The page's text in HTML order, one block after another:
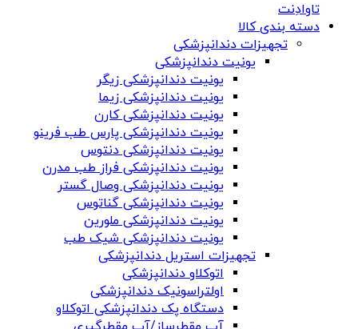
تاوادِنت
دسته بندی کالا
تجهیزات دندانپزشکی
یونیت دندانپزشکی
یونیت دندانپزشکی زیگر
یونیت دندانپزشکی زیما
یونیت دندانپزشکی کارن
یونیت دندانپزشکی پارس طب فرینو
یونیت دندانپزشکی دنتوس
یونیت دندانپزشکی فراز طب مدرن
یونیت دندانپزشکی وصال گستر
یونیت دندانپزشکی گناتوس
یونیت دندانپزشکی ملورین
یونیت دندانپزشکی شیک طب
تجهیزات استریل دندانپزشکی
اتوکلاو دندانپزشکی
اولتراسونیک دندانپزشکی
دستگاه پک دندانپزشکی اتوکلاو